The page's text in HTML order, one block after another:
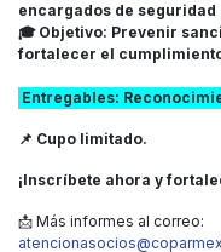
encargados de
🎓 Objetivo: Prevenir
fortalecer el
Entregables:
📌 Cupo limitado.
¡Inscríbete ahora y
📩 Más informes al correo: